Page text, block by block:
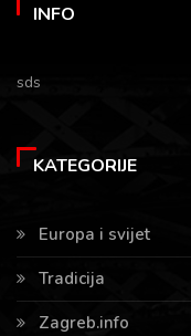
INFO
sds
KATEGORIJE
Europa i svijet
Tradicija
Zagreb.info